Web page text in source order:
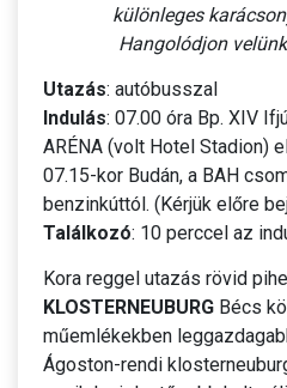
különleges
Hangolódjon
Utazás: autóbusszal
Indulás: 07.00 óra Bp. XIV
ARÉNA (volt Hotel Stadion)
07.15-kor Budán, a BAH
benzinkúttól. (Kérjük előre
Találkozó: 10 perccel az
Kora reggel utazás rövid
KLOSTERNEUBURG Bécs
műemlékekben
Ágoston-rendi